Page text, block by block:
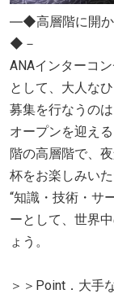
―◆高層階に開か
◆－
ANAインターコ
として、大人な
募集を行なうの
オープンを迎え
階の高層階で、
杯をお楽しみいた
“知識・技術・サ
ーとして、世界
ょう。
＞＞Point．大手